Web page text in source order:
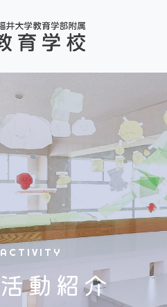
ACTIVITY
活動紹介